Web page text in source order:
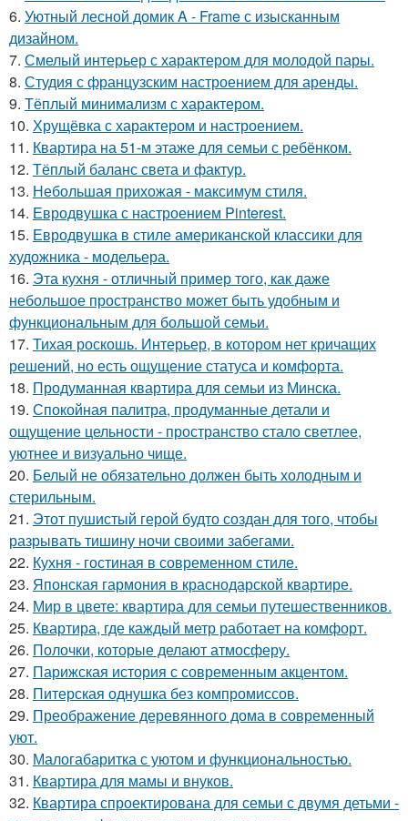
6. Уютный лесной домик A - Frame с изысканным
дизайном.
7. Смелый интерьер с характером для молодой пары.
8. Студия с французским настроением для аренды.
9. Тёплый минимализм с характером.
10. Хрущёвка с характером и настроением.
11. Квартира на 51-м этаже для семьи с ребёнком.
12. Тёплый баланс света и фактур.
13. Небольшая прихожая - максимум стиля.
14. Евродвушка с настроением Pinterest.
15. Евродвушка в стиле американской классики для
художника - модельера.
16. Эта кухня - отличный пример того, как даже
небольшое пространство может быть удобным и
функциональным для большой семьи.
17. Тихая роскошь. Интерьер, в котором нет кричащих
решений, но есть ощущение статуса и комфорта.
18. Продуманная квартира для семьи из Минска.
19. Спокойная палитра, продуманные детали и
ощущение цельности - пространство стало светлее,
уютнее и визуально чище.
20. Белый не обязательно должен быть холодным и
стерильным.
21. Этот пушистый герой будто создан для того, чтобы
разрывать тишину ночи своими забегами.
22. Кухня - гостиная в современном стиле.
23. Японская гармония в краснодарской квартире.
24. Мир в цвете: квартира для семьи путешественников.
25. Квартира, где каждый метр работает на комфорт.
26. Полочки, которые делают атмосферу.
27. Парижская история с современным акцентом.
28. Питерская однушка без компромиссов.
29. Преображение деревянного дома в современный
уют.
30. Малогабаритка с уютом и функциональностью.
31. Квартира для мамы и внуков.
32. Квартира спроектирована для семьи с двумя детьми -